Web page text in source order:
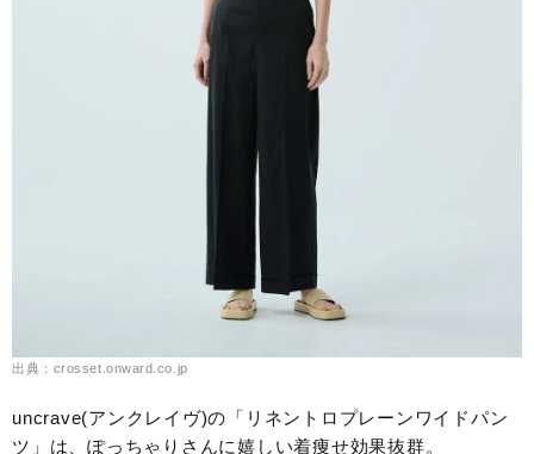
出典：crosset.onward.co.jp
uncrave(アンクレイヴ)の「リネントロプレーンワイドパン
ツ」は、ぽっちゃりさんに嬉しい着痩せ効果抜群。